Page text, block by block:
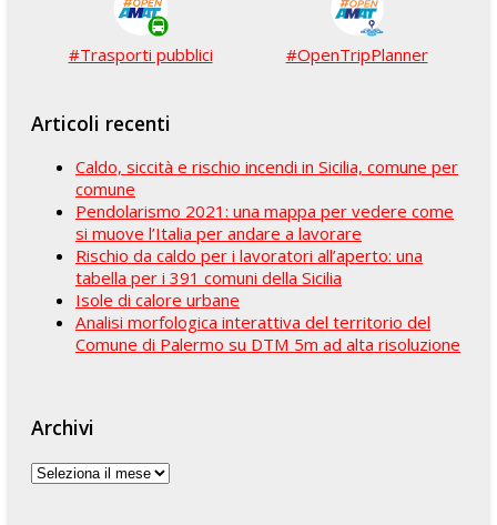
#Trasporti pubblici #OpenTripPlanner
Articoli recenti
Caldo, siccità e rischio incendi in Sicilia, comune per
comune
Pendolarismo 2021: una mappa per vedere come
si muove l’Italia per andare a lavorare
Rischio da caldo per i lavoratori all’aperto: una
tabella per i 391 comuni della Sicilia
Isole di calore urbane
Analisi morfologica interattiva del territorio del
Comune di Palermo su DTM 5m ad alta risoluzione
Archivi
Archivi